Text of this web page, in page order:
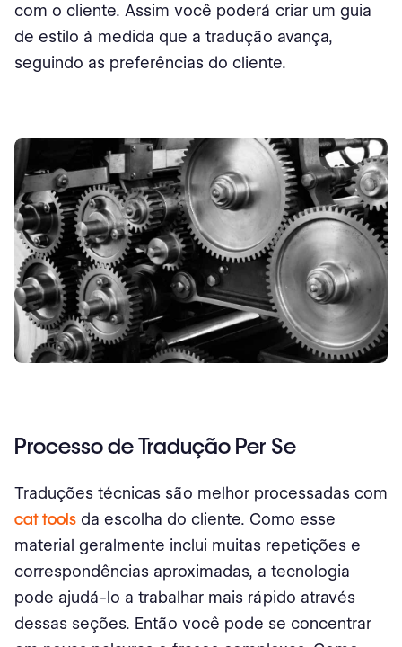
com o cliente. Assim você poderá criar um guia
de estilo à medida que a tradução avança,
seguindo as preferências do cliente.
Processo de Tradução Per Se
Traduções técnicas são melhor processadas com
cat tools da escolha do cliente. Como esse
material geralmente inclui muitas repetições e
correspondências aproximadas, a tecnologia
pode ajudá-lo a trabalhar mais rápido através
dessas seções. Então você pode se concentrar